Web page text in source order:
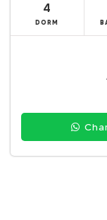
4
DORM